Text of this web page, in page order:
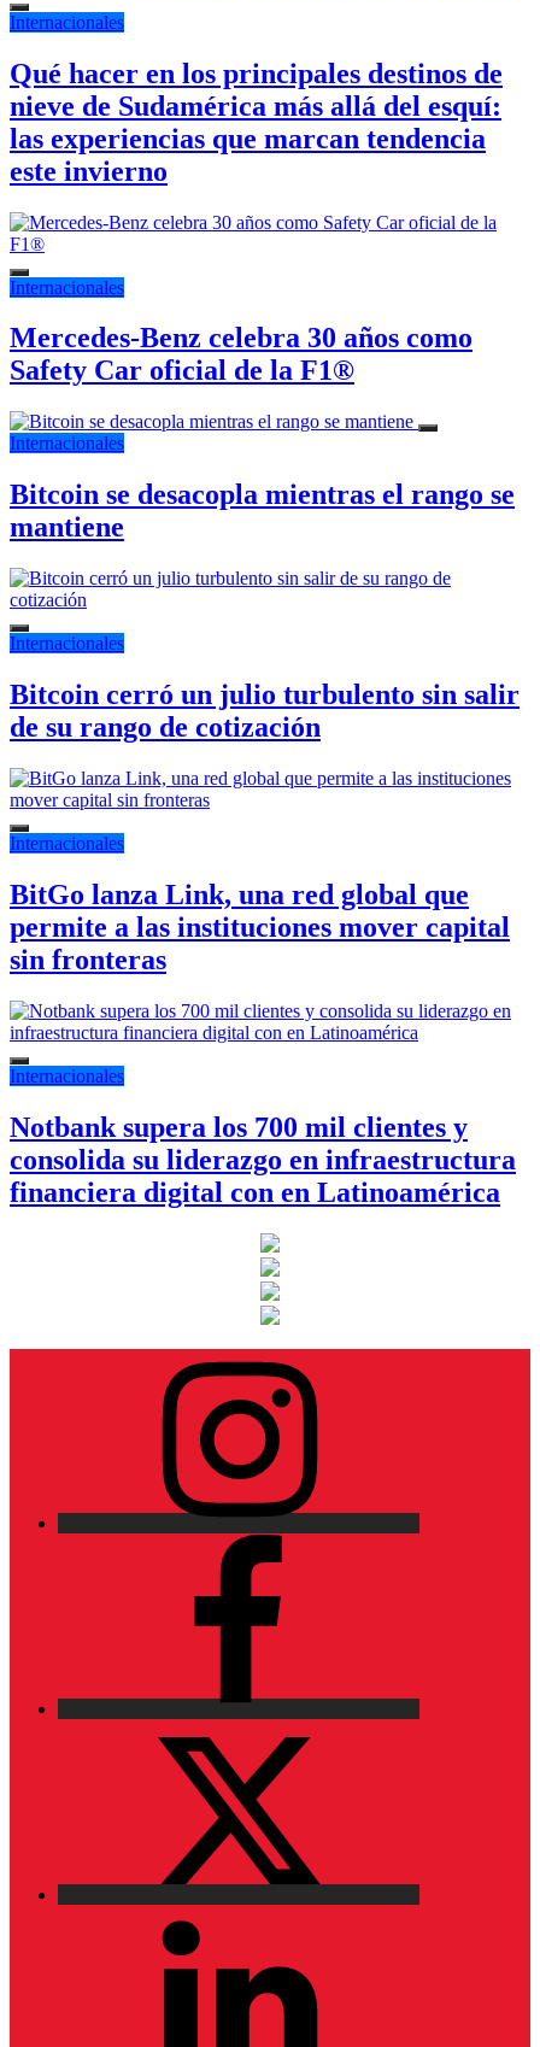
Internacionales
Qué hacer en los principales destinos de
nieve de Sudamérica más allá del esquí:
las experiencias que marcan tendencia
este invierno
Internacionales
Mercedes-Benz celebra 30 años como
Safety Car oficial de la F1®
Internacionales
Bitcoin se desacopla mientras el rango se
mantiene
Internacionales
Bitcoin cerró un julio turbulento sin salir
de su rango de cotización
Internacionales
BitGo lanza Link, una red global que
permite a las instituciones mover capital
sin fronteras
Internacionales
Notbank supera los 700 mil clientes y
consolida su liderazgo en infraestructura
financiera digital con en Latinoamérica